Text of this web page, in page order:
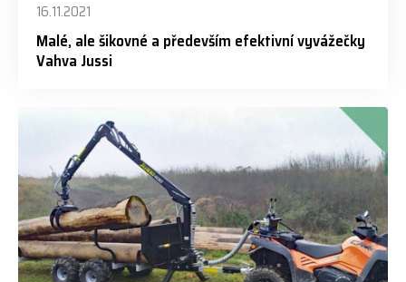
16.11.2021
Malé, ale šikovné a především efektivní vyvážečky
Vahva Jussi